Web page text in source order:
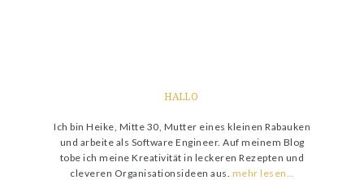
HALLO
Ich bin Heike, Mitte 30, Mutter eines kleinen Rabauken
und arbeite als Software Engineer. Auf meinem Blog
tobe ich meine Kreativität in leckeren Rezepten und
cleveren Organisationsideen aus. mehr lesen…